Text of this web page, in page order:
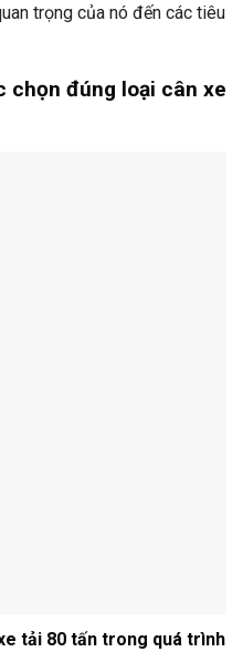
trọng của nó đến các tiêu
chọn đúng loại cân xe
tải 80 tấn trong quá trình